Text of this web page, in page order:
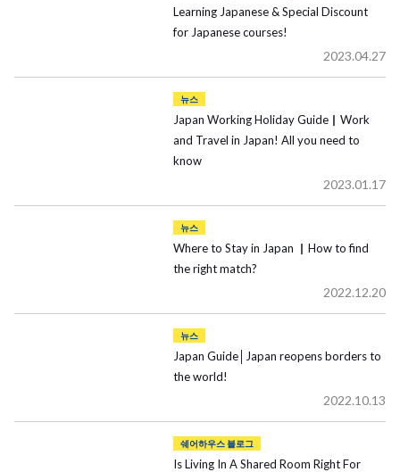
Learning Japanese & Special Discount
for Japanese courses!
2023.04.27
뉴스
Japan Working Holiday Guide▏Work
and Travel in Japan! All you need to
know
2023.01.17
뉴스
Where to Stay in Japan ▏How to find
the right match?
2022.12.20
뉴스
Japan Guide│Japan reopens borders to
the world!
2022.10.13
쉐어하우스 블로그
Is Living In A Shared Room Right For